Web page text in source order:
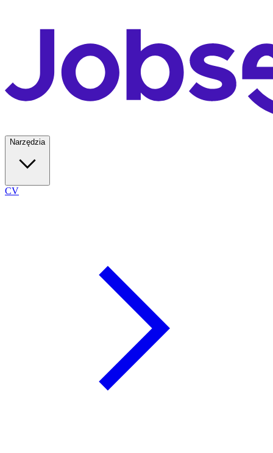
Narzędzia
CV